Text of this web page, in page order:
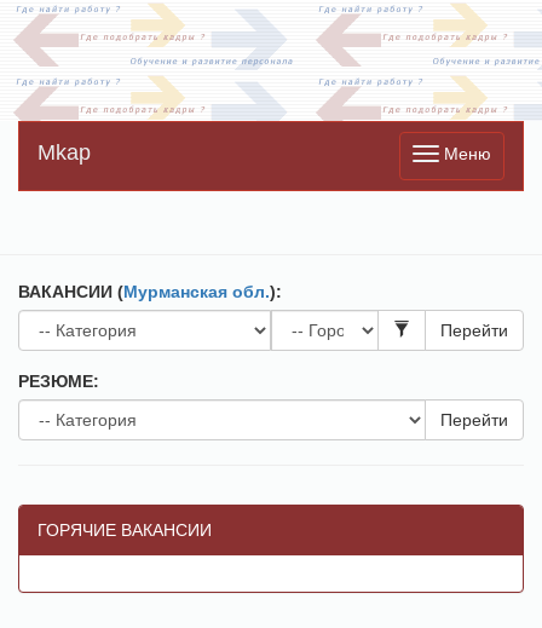
Меню
Mkap
ВАКАНСИИ (Мурманская обл.):
Перейти
РЕЗЮМЕ:
Перейти
ГОРЯЧИЕ ВАКАНСИИ